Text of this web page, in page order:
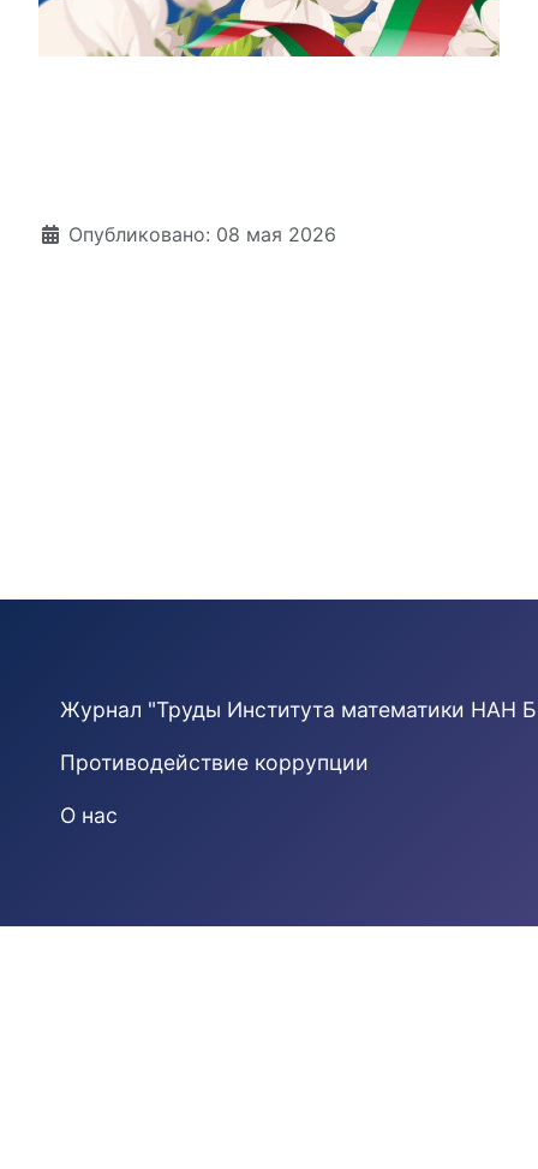
Информация о материале
Опубликовано: 08 мая 2026
Журнал "Труды Института математики НАН
Противодействие коррупции
О нас